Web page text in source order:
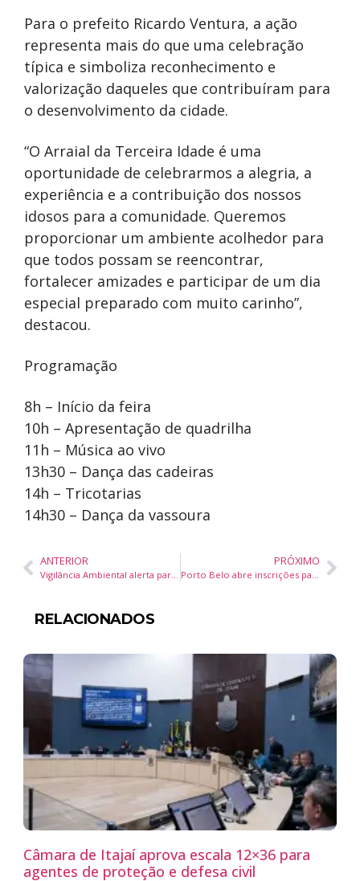
Para o prefeito Ricardo Ventura, a ação
representa mais do que uma celebração
típica e simboliza reconhecimento e
valorização daqueles que contribuíram para
o desenvolvimento da cidade.
“O Arraial da Terceira Idade é uma
oportunidade de celebrarmos a alegria, a
experiência e a contribuição dos nossos
idosos para a comunidade. Queremos
proporcionar um ambiente acolhedor para
que todos possam se reencontrar,
fortalecer amizades e participar de um dia
especial preparado com muito carinho”,
destacou.
Programação
8h – Início da feira
10h – Apresentação de quadrilha
11h – Música ao vivo
13h30 – Dança das cadeiras
14h – Tricotarias
14h30 – Dança da vassoura
ANTERIOR
Vigilância Ambiental alerta para aumento de escorpiões amarelos em Navegantes
PRÓXIMO
Porto Belo abre inscrições para cursos gratuitos de beleza com qualificação profissional e apoio do Senac
RELACIONADOS
Câmara de Itajaí aprova escala 12×36 para
agentes de proteção e defesa civil